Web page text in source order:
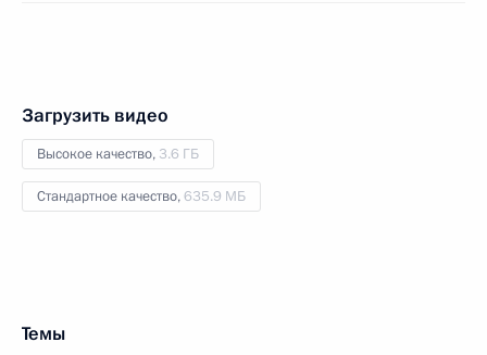
Загрузить видео
Высокое качество, 3.6 ГБ
Стандартное качество,635.9 МБ
Темы